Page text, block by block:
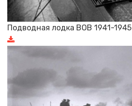
Подводная лодка ВОВ 1941-1945